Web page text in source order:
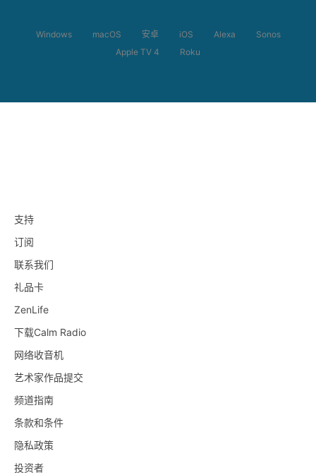
Windows macOS 安卓 iOS Alexa
Sonos
Apple TV 4
Roku
支持
订阅
联系我们
礼品卡
ZenLife
下载Calm Radio
网络收音机
艺术家作品提交
频道指南
条款和条件
隐私政策
投资者